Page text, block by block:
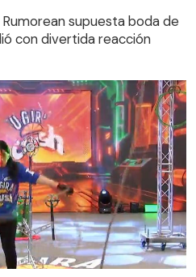
Rumorean supuesta boda de
con divertida reacción